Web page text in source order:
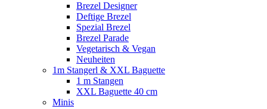
Brezel Designer
Deftige Brezel
Spezial Brezel
Brezel Parade
Vegetarisch & Vegan
Neuheiten
1m Stangerl & XXL Baguette
1 m Stangen
XXL Baguette 40 cm
Minis